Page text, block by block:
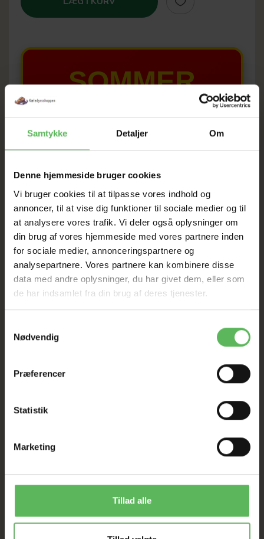
Samtykke Detaljer Om
Denne hjemmeside bruger cookies
Vi bruger cookies til at tilpasse vores indhold og
annoncer, til at vise dig funktioner til sociale medier og til
at analysere vores trafik. Vi deler også oplysninger om
din brug af vores hjemmeside med vores partnere inden
for sociale medier, annonceringspartnere og
analysepartnere. Vores partnere kan kombinere disse
data med andre oplysninger, du har givet dem, eller som
de har indsamlet fra din brug af deres tjenester.
Nødvendig
Præferencer
Statistik
Marketing
Tillad alle
SOMMER
UDSALG
TIL D. 8 AUGUST
HELE WEBSHOPPEN ER
SAT NED
Tilbud GÆLDER IKKE
I FYSISK BUTIKKERE